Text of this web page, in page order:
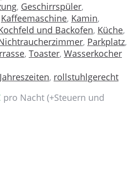
, Geschirrspüler,
Kaffeemaschine, Kamin,
und Backofen, Küche,
, Parkplatz,
, Toaster, Wasserkocher
, rollstuhlgerecht
pro Nacht (+Steuern und